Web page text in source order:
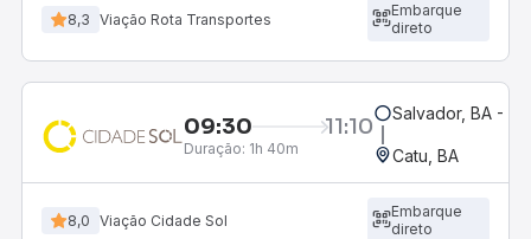
8,3 Viação Rota Transportes
Embarque
direto
09:30 11:10
Duração: 1h 40m
Salvador, BA -
Catu, BA
8,0 Viação Cidade Sol
Embarque
direto